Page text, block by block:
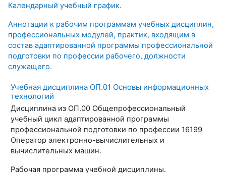
Календарный учебный график.
Аннотации к рабочим программам учебных дисциплин,
профессиональных модулей, практик, входящим в
состав адаптированной программы профессиональной
подготовки по профессии рабочего, должности
служащего.
Учебная дисциплина ОП.01 Основы информационных
технологий
Дисциплина из ОП.00 Общепрофессиональный
учебный цикл адаптированной программы
профессиональной подготовки по профессии 16199
Оператор электронно-вычислительных и
вычислительных машин.
Рабочая программа учебной дисциплины.